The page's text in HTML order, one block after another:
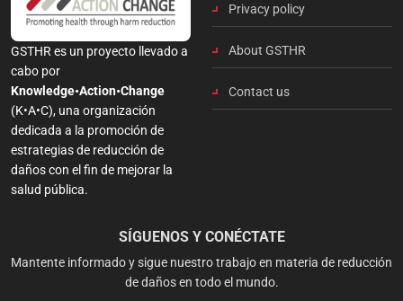
GSTHR es un proyecto llevado a
cabo por
Knowledge•Action•Change
(K•A•C), una organización
dedicada a la promoción de
estrategias de reducción de
daños con el fin de mejorar la
salud pública.
Privacy policy
About GSTHR
Contact us
SÍGUENOS Y CONÉCTATE
Mantente informado y sigue nuestro trabajo en materia de reducción
de daños en todo el mundo.